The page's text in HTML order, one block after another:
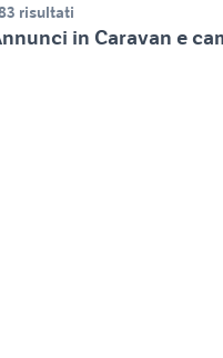
risultati
in Caravan e